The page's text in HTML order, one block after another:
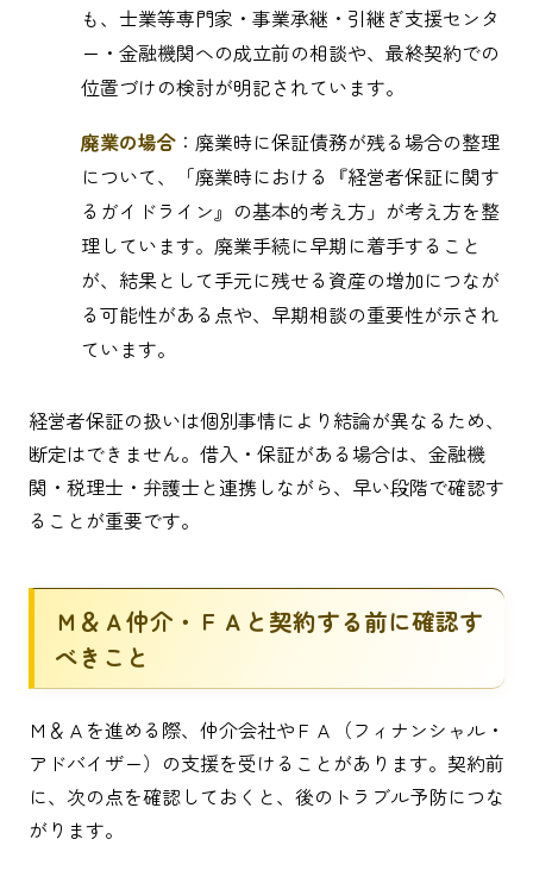
も、士業等専門家・事業承継・引継ぎ支援センタ
ー・金融機関への成立前の相談や、最終契約での
位置づけの検討が明記されています。
廃業の場合 ：廃業時に保証債務が残る場合の整理
について、「廃業時における『経営者保証に関す
るガイドライン』の基本的考え方」が考え方を整
理しています。廃業手続に早期に着手すること
が、結果として手元に残せる資産の増加につなが
る可能性がある点や、早期相談の重要性が示され
ています。
経営者保証の扱いは個別事情により結論が異なるため、
断定はできません。借入・保証がある場合は、金融機
関・税理士・弁護士と連携しながら、早い段階で確認す
ることが重要です。
Ｍ＆Ａ仲介・ＦＡと契約する前に確認す
べきこと
Ｍ＆Ａを進める際、仲介会社やＦＡ（フィナンシャル・
アドバイザー）の支援を受けることがあります。契約前
に、次の点を確認しておくと、後のトラブル予防につな
がります。